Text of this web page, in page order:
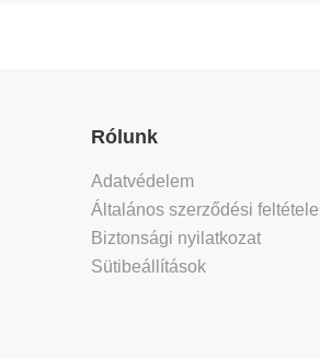
Rólunk
Adatvédelem
Általános szerződési
Biztonsági nyilatkozat
Sütibeállítások